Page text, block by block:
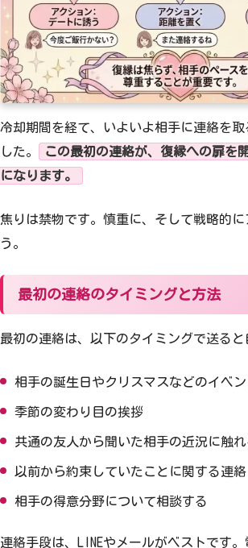
冷却期間を経て、いよいよ相手に連絡を
した。
この最初の連絡が、復縁への扉を
になります。
焦りは禁物です。慎重に、そして戦略的に
う。
最初の連絡のタイミングと方法
最初の連絡は、以下のタイミングで送ると
相手の誕生日やクリスマスなどのイベン
季節の変わり目の挨拶
共通の友人から聞いた相手の近況に触れ
以前から約束していたことに関する連絡
相手の得意分野について相談する
連絡手段は、LINEやメールがベストです